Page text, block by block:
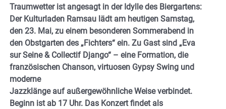
Traumwetter ist angesagt in der Idylle des Biergartens:
Der Kulturladen Ramsau lädt am heutigen Samstag,
den 23. Mai, zu einem besonderen Sommerabend in
den Obstgarten des „Fichters“ ein. Zu Gast sind „Eva
sur Seine & Collectif Django“ – eine Formation, die
französischen Chanson, virtuosen Gypsy Swing und
moderne
Jazzklänge auf außergewöhnliche Weise verbindet.
Beginn ist ab 17 Uhr. Das Konzert findet als